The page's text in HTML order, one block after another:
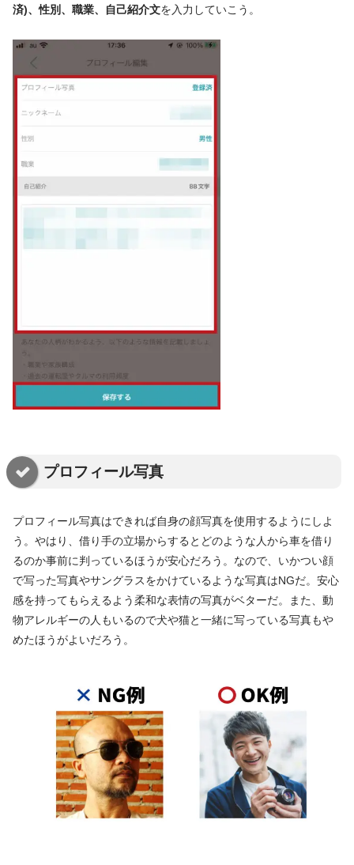
済)、性別、職業、自己紹介文を入力していこう。
プロフィール写真
プロフィール写真はできれば自身の顔写真を使用するようにしよ
う。やはり、借り手の立場からするとどのような人から車を借り
るのか事前に判っているほうが安心だろう。なので、いかつい顔
で写った写真やサングラスをかけているような写真はNGだ。安心
感を持ってもらえるよう柔和な表情の写真がベターだ。また、動
物アレルギーの人もいるので犬や猫と一緒に写っている写真もや
めたほうがよいだろう。